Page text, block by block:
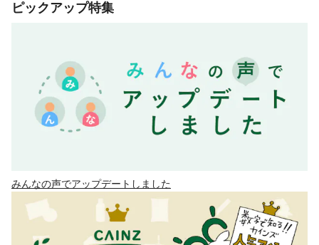
ピックアップ特集
みんなの声でアップデートしました